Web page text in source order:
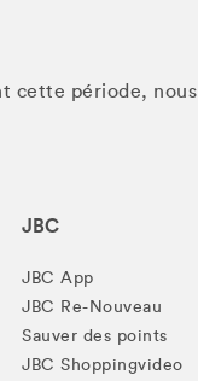
cette période, nous
JBC
JBC App
JBC Re-Nouveau
Sauver des points
JBC Shoppingvideo